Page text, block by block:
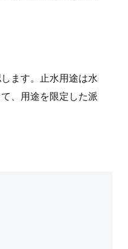
ます。止水用途は水
、用途を限定した派